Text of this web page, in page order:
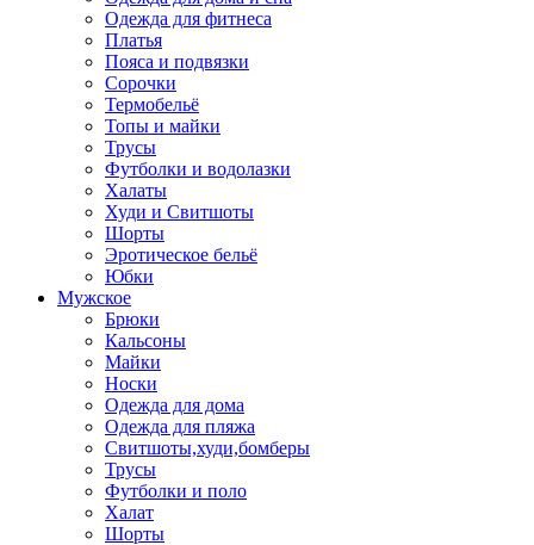
Одежда для фитнеса
Платья
Пояса и подвязки
Сорочки
Термобельё
Топы и майки
Трусы
Футболки и водолазки
Халаты
Худи и Свитшоты
Шорты
Эротическое бельё
Юбки
Мужское
Брюки
Кальсоны
Майки
Носки
Одежда для дома
Одежда для пляжа
Свитшоты,худи,бомберы
Трусы
Футболки и поло
Халат
Шорты